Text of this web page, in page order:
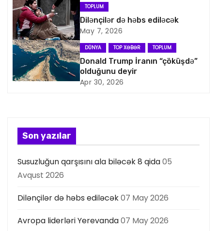
i
q
a
s
a
ı
TOPLUM
Dilənçilər də həbs ediləcək
May 7, 2026
DÜNYA TOP XƏBƏR TOPLUM
Donald Trump İranın “çöküşdə”
olduğunu deyir
Apr 30, 2026
Son yazılar
Susuzluğun qarşısını ala biləcək 8 qida05
Avqust 2026
Dilənçilər də həbs ediləcək07 May 2026
Avropa liderləri Yerevanda07 May 2026